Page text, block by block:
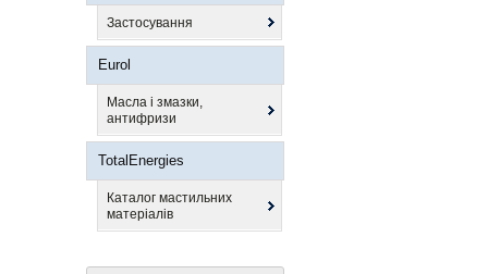
Застосування
Eurol
Масла і змазки,
антифризи
TotalEnergies
Каталог мастильних
матеріалів